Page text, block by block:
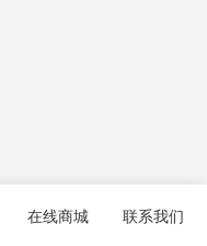
在线商城 联系我们